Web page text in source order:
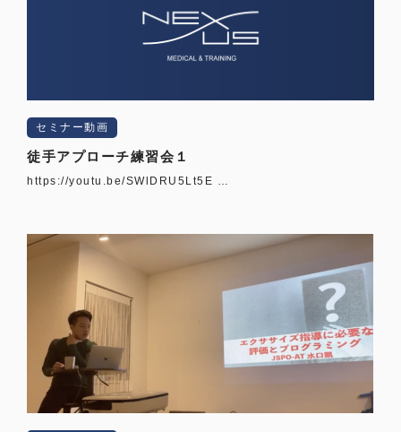
セミナー動画
徒手アプローチ練習会１
https://youtu.be/SWlDRU5Lt5E …